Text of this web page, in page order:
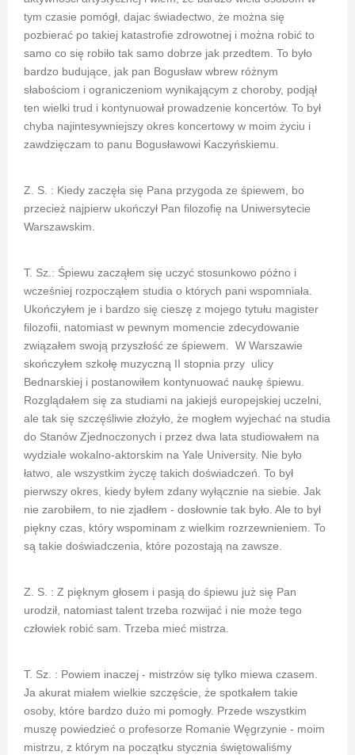
tym czasie pomógł, dajac świadectwo, że można się
pozbierać po takiej katastrofie zdrowotnej i można robić to
samo co się robiło tak samo dobrze jak przedtem. To było
bardzo budujące, jak pan Bogusław wbrew różnym
słabościom i ograniczeniom wynikającym z choroby, podjął
ten wielki trud i kontynuował prowadzenie koncertów. To był
chyba najintesywniejszy okres koncertowy w moim życiu i
zawdzięczam to panu Bogusławowi Kaczyńskiemu.
Z. S. : Kiedy zaczęła się Pana przygoda ze śpiewem, bo
przecież najpierw ukończył Pan filozofię na Uniwersytecie
Warszawskim.
T. Sz.: Śpiewu zacząłem się uczyć stosunkowo późno i
wcześniej rozpocząłem studia o których pani wspomniała.
Ukończyłem je i bardzo się cieszę z mojego tytułu magister
filozofii, natomiast w pewnym momencie zdecydowanie
związałem swoją przyszłość ze śpiewem. W Warszawie
skończyłem szkołę muzyczną II stopnia przy ulicy
Bednarskiej i postanowiłem kontynuować naukę śpiewu.
Rozglądałem się za studiami na jakiejś europejskiej uczelni,
ale tak się szczęśliwie złożyło, że mogłem wyjechać na studia
do Stanów Zjednoczonych i przez dwa lata studiowałem na
wydziale wokalno-aktorskim na Yale University. Nie było
łatwo, ale wszystkim życzę takich doświadczeń. To był
pierwszy okres, kiedy byłem zdany wyłącznie na siebie. Jak
nie zarobiłem, to nie zjadłem - dosłownie tak było. Ale to był
piękny czas, który wspominam z wielkim rozrzewnieniem. To
są takie doświadczenia, które pozostają na zawsze.
Z. S. : Z pięknym głosem i pasją do śpiewu już się Pan
urodził, natomiast talent trzeba rozwijać i nie może tego
człowiek robić sam. Trzeba mieć mistrza.
T. Sz. : Powiem inaczej - mistrzów się tylko miewa czasem.
Ja akurat miałem wielkie szczęście, że spotkałem takie
osoby, które bardzo dużo mi pomogły. Przede wszystkim
muszę powiedzieć o profesorze Romanie Węgrzynie - moim
mistrzu, z którym na początku stycznia świętowaliśmy